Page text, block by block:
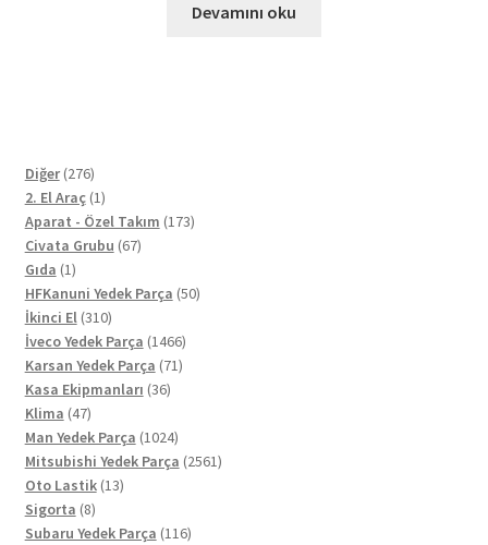
Devamını oku
Diğer 276276
ürün
2. El Araç 11
ürün
Aparat - Özel Takım 173173
Civata Grubu 6767
Gıda 11
ürün
HFKanuni Yedek Parça 5050
İkinci El 310310
ürün
İveco Yedek Parça 14661466
ürün
Karsan Yedek Parça 7171
Kasa Ekipmanları 3636
Klima 4747
ürün
Man Yedek Parça 10241024
ürün
Mitsubishi Yedek Parça 25612561
Oto Lastik 1313
Sigorta 88
ürün
Subaru Yedek Parça 116116